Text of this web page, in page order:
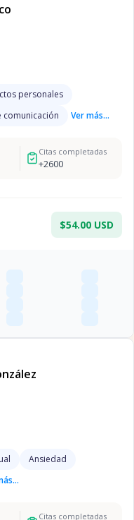
personales
comunicación Ver más...
Citas completadas
+2600
$54.00 USD
Ansiedad
Citas completadas